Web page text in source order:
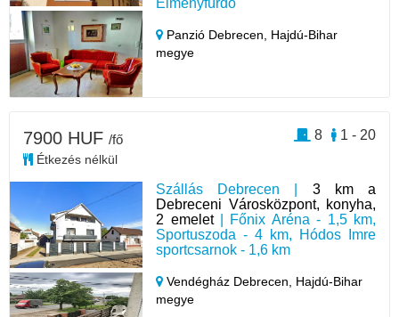
Élményfürdő
Panzió Debrecen, Hajdú-Bihar
megye
Szállás Debrecen | 3 km a
Debreceni Városközpont, konyha,
2 emelet| Főnix Aréna - 1,5 km,
Sportuszoda - 4 km, Hódos Imre
sportcsarnok - 1,6 km
Vendégház Debrecen, Hajdú-Bihar
megye
7900 HUF /fő
Étkezés nélkül
1 - 20
8